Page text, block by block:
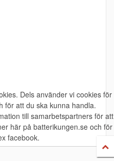
Dels använder vi cookies för
för att du ska kunna handla.
till samarbetspartners för att
här på batterikungen.se och för
facebook.